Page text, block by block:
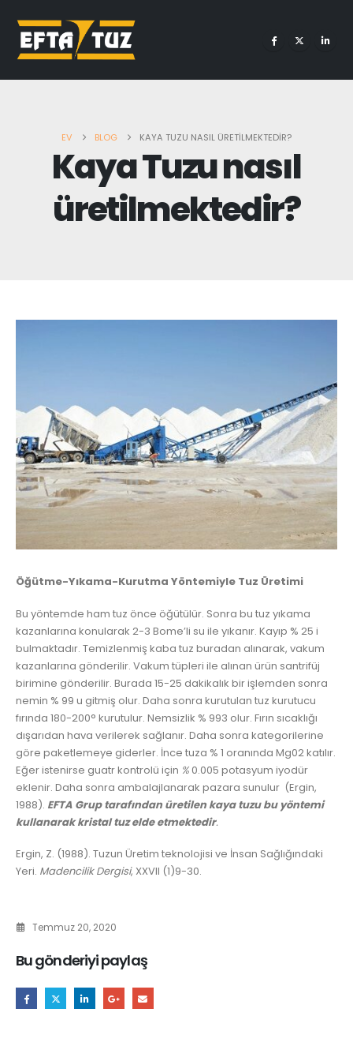
EV BLOG KAYA TUZU NASIL ÜRETILMEKTEDIR?
Kaya Tuzu nasıl
üretilmektedir?
Öğütme-Yıkama-Kurutma Yöntemiyle Tuz Üretimi
Bu yöntemde ham tuz önce öğütülür. Sonra bu tuz yıkama
kazanlarına konularak 2-3 Bome’li su ile yıkanır. Kayıp % 25 i
bulmaktadır. Temizlenmiş kaba tuz buradan alınarak, vakum
kazanlarına gönderilir. Vakum tüpleri ile alınan ürün santrifüj
birimine gönderilir. Burada 15-25 dakikalık bir işlemden sonra
nemin % 99 u gitmiş olur. Daha sonra kurutulan tuz kurutucu
fırında 180-200° kurutulur. Nemsizlik % 993 olur. Fırın sıcaklığı
dışarıdan hava verilerek sağlanır. Daha sonra kategorilerine
göre paketlemeye giderler. İnce tuza % 1 oranında Mg02 katılır.
Eğer istenirse guatr kontrolü için % 0.005 potasyum iyodür
eklenir. Daha sonra ambalajlanarak pazara sunulur (Ergin,
1988). EFTA Grup tarafından üretilen kaya tuzu bu yöntemi
kullanarak kristal tuz elde etmektedir.
Ergin, Z. (1988). Tuzun Üretim teknolojisi ve İnsan Sağlığındaki
Yeri. Madencilik Dergisi, XXVII (1)9-30.
Temmuz 20, 2020
Bu gönderiyi paylaş